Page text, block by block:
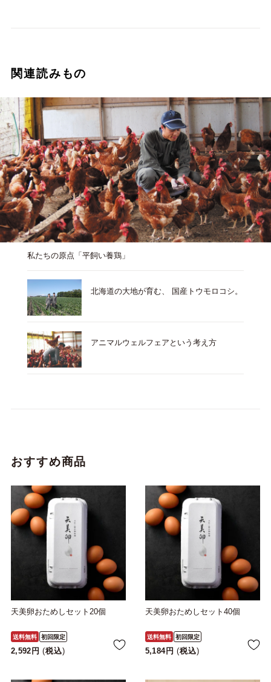
関連読みもの
私たちの原点「平飼い養鶏」
北海道の大地が育む、 国産トウモロコシ。
アニマルウェルフェアという考え方
おすすめ商品
天美卵おためしセット20個
送料無料 初回限定
2,592 税込
天美卵おためしセット40個
送料無料 初回限定
5,184 税込